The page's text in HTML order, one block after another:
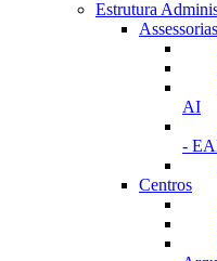
Estrutura
Assessorias
AI
-
Centros